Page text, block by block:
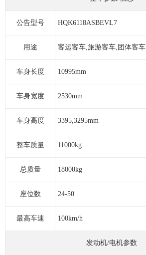
公告型号 HQK6118ASBEVL7
用途 客运客车,旅游客车,团体客车
车身长度 10995mm
车身宽度 2530mm
车身高度 3395,3295mm
整车质量 11000kg
总质量 18000kg
座位数 24-50
最高车速 100km/h
发动机/电机参数